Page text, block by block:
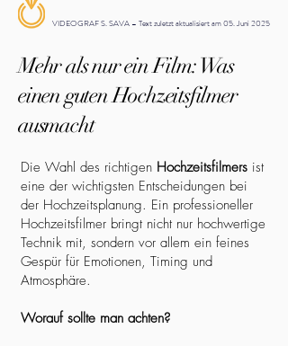
VIDEOGRAF S. SAVA – Text zuletzt aktualisiert am 05. Juni 2025
Mehr als nur ein Film: Was
einen guten Hochzeitsfilmer
ausmacht
Die Wahl des richtigen Hochzeitsfilmers ist
eine der wichtigsten Entscheidungen bei
der Hochzeitsplanung. Ein professioneller
Hochzeitsfilmer bringt nicht nur hochwertige
Technik mit, sondern vor allem ein feines
Gespür für Emotionen, Timing und
Atmosphäre.
Worauf sollte man achten?